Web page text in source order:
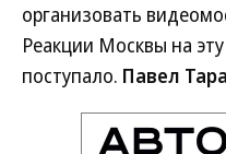
организовать
Реакции Москвы на
поступало. Павел